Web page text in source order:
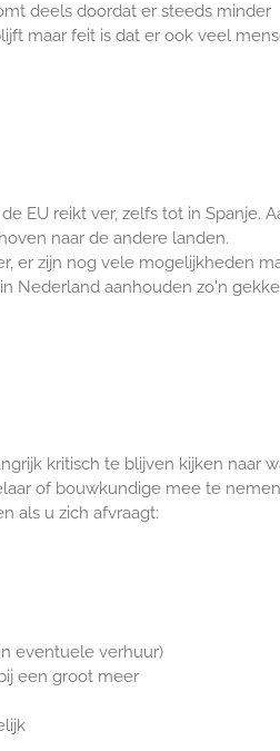
deels doordat er steeds minder
maar feit is dat er ook veel
EU reikt ver, zelfs tot in Spanje.
naar de andere landen.
er zijn nog vele mogelijkheden
Nederland aanhouden zo'n gekke
kritisch te blijven kijken naar
of bouwkundige mee te
als u zich afvraagt:
eventuele verhuur)
een groot meer